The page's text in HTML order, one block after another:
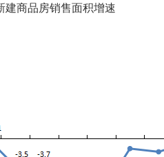
品房销售面积增速